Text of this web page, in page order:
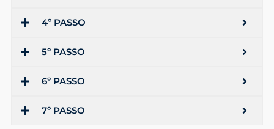
4º PASSO
5º PASSO
6º PASSO
7º PASSO